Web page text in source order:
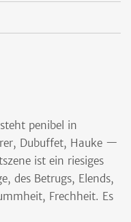
penibel in
Dubuffet, Hauke —
ist ein riesiges
des Betrugs, Elends,
Frechheit. Es